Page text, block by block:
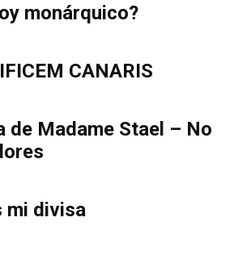
monárquico?
CANARIS
de Madame Stael – No
mi divisa